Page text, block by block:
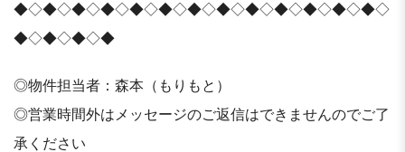
◆◇◆◇◆◇◆◇◆◇◆◇◆◇◆◇◆◇◆◇◆◇◆◇◆◇
◆◇◆◇◆◇◆
◎物件担当者：森本（もりもと）
◎営業時間外はメッセージのご返信はできませんのでご了
承ください